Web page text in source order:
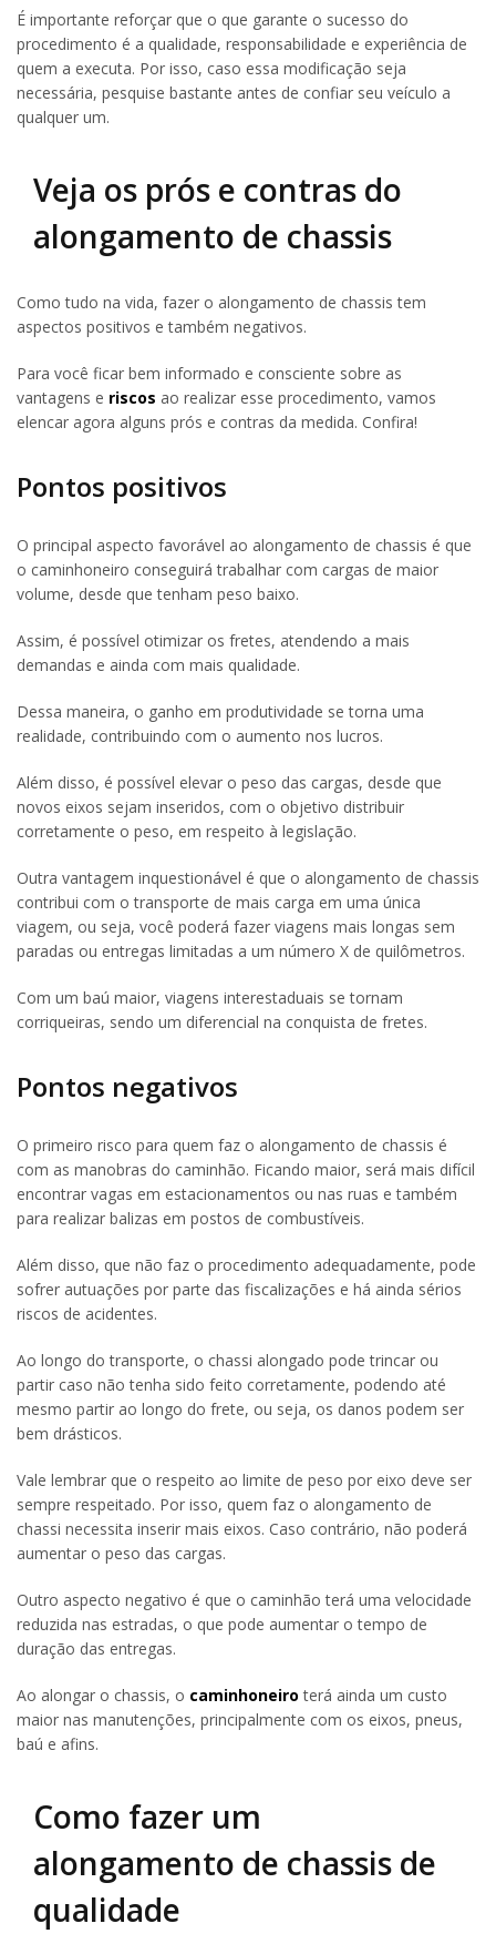
É importante reforçar que o que garante o sucesso do
procedimento é a qualidade, responsabilidade e experiência de
quem a executa. Por isso, caso essa modificação seja
necessária, pesquise bastante antes de confiar seu veículo a
qualquer um.
Veja os prós e contras do
alongamento de chassis
Como tudo na vida, fazer o alongamento de chassis tem
aspectos positivos e também negativos.
Para você ficar bem informado e consciente sobre as
vantagens e riscos ao realizar esse procedimento, vamos
elencar agora alguns prós e contras da medida. Confira!
Pontos positivos
O principal aspecto favorável ao alongamento de chassis é que
o caminhoneiro conseguirá trabalhar com cargas de maior
volume, desde que tenham peso baixo.
Assim, é possível otimizar os fretes, atendendo a mais
demandas e ainda com mais qualidade.
Dessa maneira, o ganho em produtividade se torna uma
realidade, contribuindo com o aumento nos lucros.
Além disso, é possível elevar o peso das cargas, desde que
novos eixos sejam inseridos, com o objetivo distribuir
corretamente o peso, em respeito à legislação.
Outra vantagem inquestionável é que o alongamento de chassis
contribui com o transporte de mais carga em uma única
viagem, ou seja, você poderá fazer viagens mais longas sem
paradas ou entregas limitadas a um número X de quilômetros.
Com um baú maior, viagens interestaduais se tornam
corriqueiras, sendo um diferencial na conquista de fretes.
Pontos negativos
O primeiro risco para quem faz o alongamento de chassis é
com as manobras do caminhão. Ficando maior, será mais difícil
encontrar vagas em estacionamentos ou nas ruas e também
para realizar balizas em postos de combustíveis.
Além disso, que não faz o procedimento adequadamente, pode
sofrer autuações por parte das fiscalizações e há ainda sérios
riscos de acidentes.
Ao longo do transporte, o chassi alongado pode trincar ou
partir caso não tenha sido feito corretamente, podendo até
mesmo partir ao longo do frete, ou seja, os danos podem ser
bem drásticos.
Vale lembrar que o respeito ao limite de peso por eixo deve ser
sempre respeitado. Por isso, quem faz o alongamento de
chassi necessita inserir mais eixos. Caso contrário, não poderá
aumentar o peso das cargas.
Outro aspecto negativo é que o caminhão terá uma velocidade
reduzida nas estradas, o que pode aumentar o tempo de
duração das entregas.
Ao alongar o chassis, o caminhoneiro terá ainda um custo
maior nas manutenções, principalmente com os eixos, pneus,
baú e afins.
Como fazer um
alongamento de chassis de
qualidade